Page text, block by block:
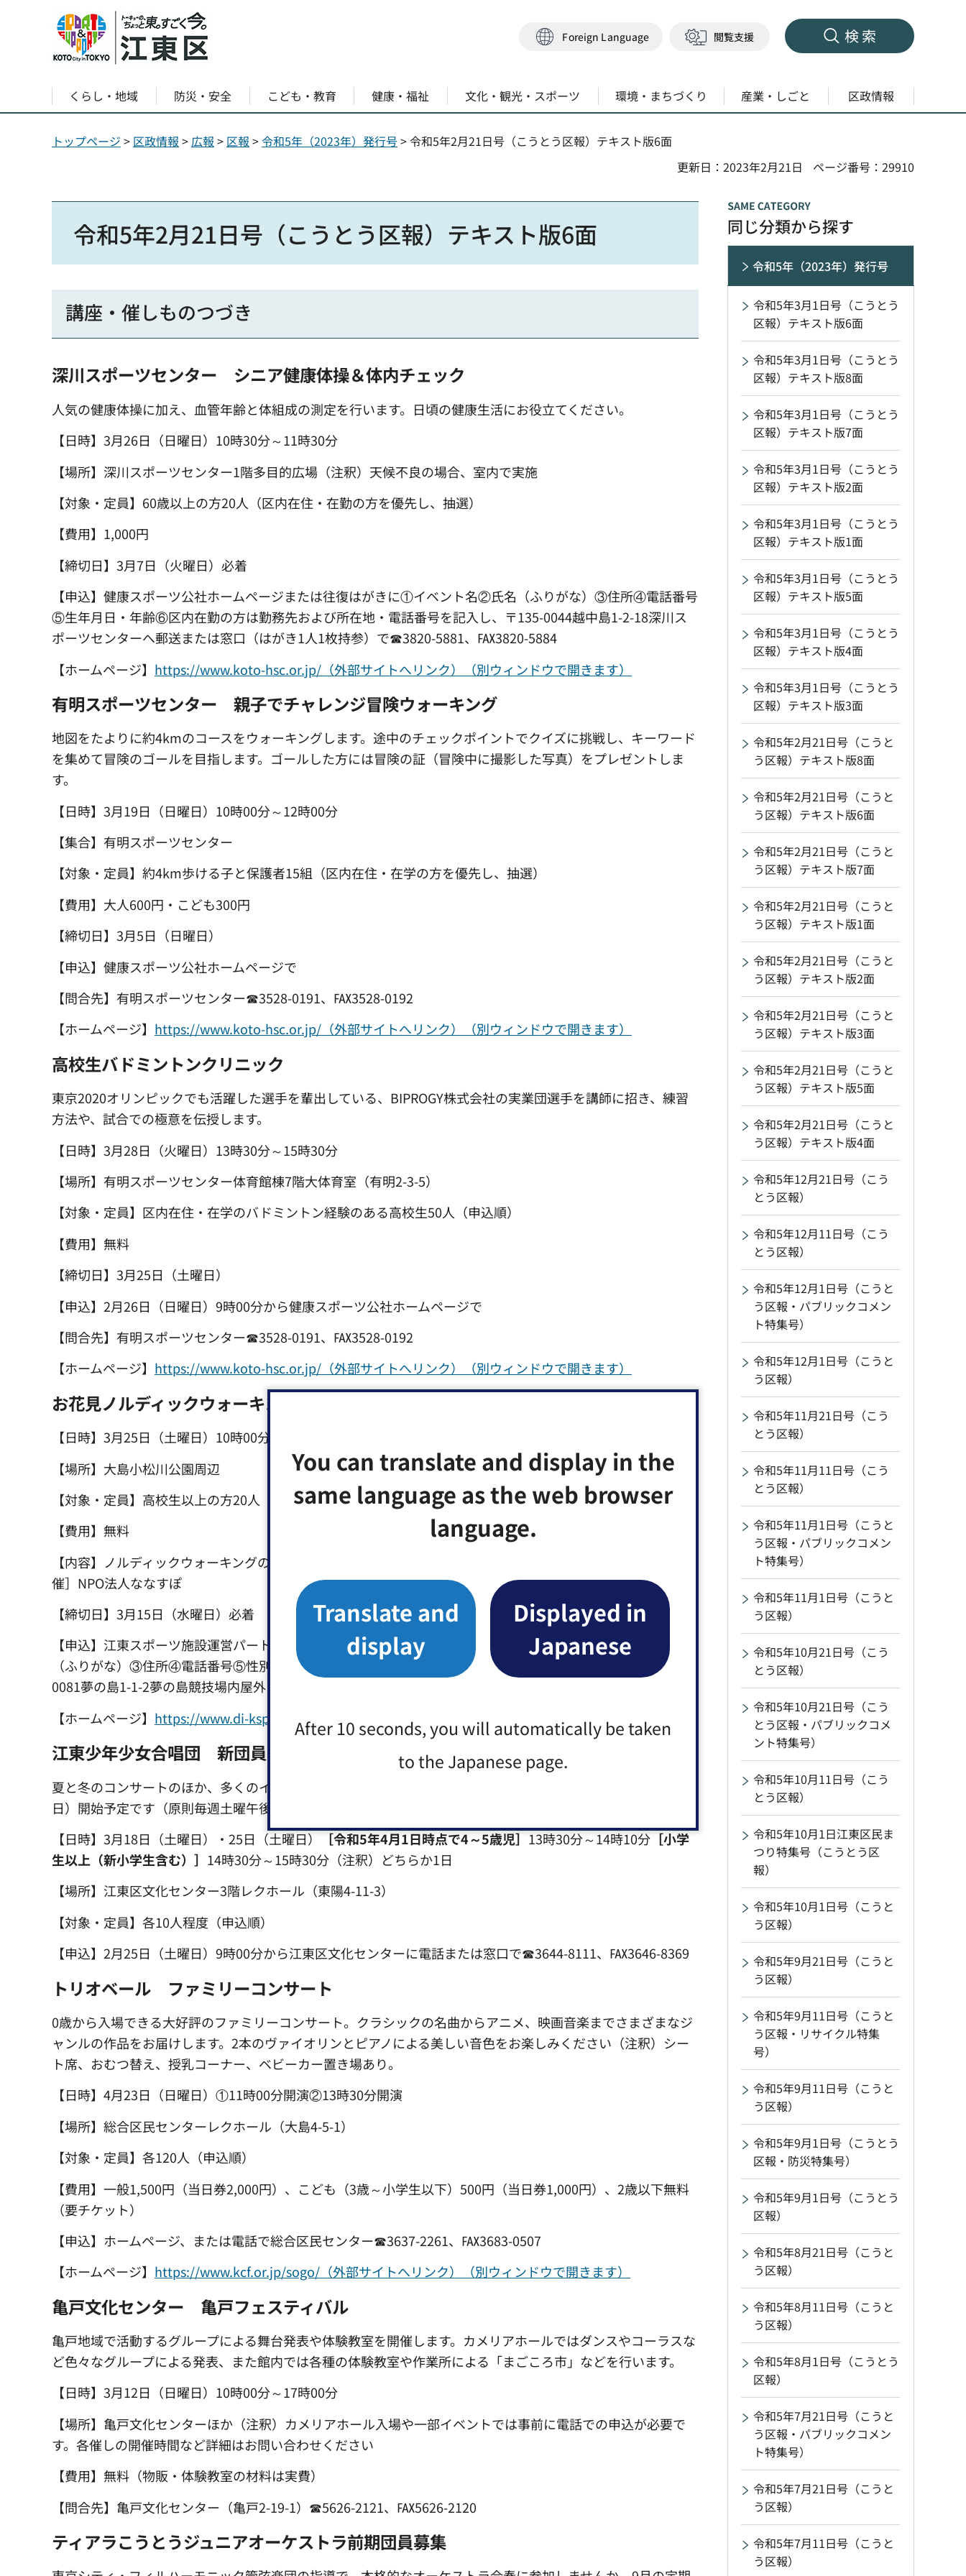
You can translate and display in the
same language as the web browser
language.
Translate and
display
Displayed in
Japanese
After 10 seconds, you will automatically be taken
to the Japanese page.
Foreign Language 閲覧支援 検索
くらし・地域 防災・安全 こども・教育 健康・福祉 文化・観光・スポーツ 環境・まちづくり 産業・しごと 区政情報
トップページ > 区政情報 > 広報 > 区報 >令和5年（2023年）発行号> 令和5年2月21日号（こうとう区報）テキスト版6面
更新日：2023年2月21日
ページ番号：29910
令和5年2月21日号（こうとう区報）テキスト版6面
講座・催しものつづき
深川スポーツセンター シニア健康体操＆体内チェック
人気の健康体操に加え、血管年齢と体組成の測定を行います。日頃の健康生活にお役立てください。
【日時】3月26日（日曜日）10時30分～11時30分
【場所】深川スポーツセンター1階多目的広場（注釈）天候不良の場合、室内で実施
【対象・定員】60歳以上の方20人（区内在住・在勤の方を優先し、抽選）
【費用】1,000円
【締切日】3月7日（火曜日）必着
【申込】健康スポーツ公社ホームページまたは往復はがきに①イベント名②氏名（ふりがな）③住所④電話番号
⑤生年月日・年齢⑥区内在勤の方は勤務先および所在地・電話番号を記入し、〒135-0044越中島1-2-18深川ス
ポーツセンターへ郵送または窓口（はがき1人1枚持参）で☎3820-5881、℻3820-5884
【ホームページ】 https://www.koto-hsc.or.jp/（外部サイトへリンク）（別ウィンドウで開きます）
有明スポーツセンター 親子でチャレンジ冒険ウォーキング
地図をたよりに約4kmのコースをウォーキングします。途中のチェックポイントでクイズに挑戦し、キーワード
を集めて冒険のゴールを目指します。ゴールした方には冒険の証（冒険中に撮影した写真）をプレゼントしま
す。
【日時】3月19日（日曜日）10時00分～12時00分
【集合】有明スポーツセンター
【対象・定員】約4km歩ける子と保護者15組（区内在住・在学の方を優先し、抽選）
【費用】大人600円・こども300円
【締切日】3月5日（日曜日）
【申込】健康スポーツ公社ホームページで
【問合先】有明スポーツセンター☎3528-0191、℻3528-0192
【ホームページ】 https://www.koto-hsc.or.jp/（外部サイトへリンク）（別ウィンドウで開きます）
高校生バドミントンクリニック
東京2020オリンピックでも活躍した選手を輩出している、BIPROGY株式会社の実業団選手を講師に招き、練習
方法や、試合での極意を伝授します。
【日時】3月28日（火曜日）13時30分～15時30分
【場所】有明スポーツセンター体育館棟7階大体育室（有明2-3-5）
【対象・定員】区内在住・在学のバドミントン経験のある高校生50人（申込順）
【費用】無料
【締切日】3月25日（土曜日）
【申込】2月26日（日曜日）9時00分から健康スポーツ公社ホームページで
【問合先】有明スポーツセンター☎3528-0191、℻3528-0192
【ホームページ】 https://www.koto-hsc.or.jp/（外部サイトへリンク）（別ウィンドウで開きます）
お花見ノルディックウォーキング
【日時】3月25日（土曜日）10時00分～13時00分（注釈）雨天中止
【場所】大島小松川公園周辺
【対象・定員】高校生以上の方20人（抽選）
【費用】無料
【内容】ノルディックウォーキングの練習と実歩（注釈）両手が空くリュックサック等を持参してください［共
催］NPO法人ななすぽ
【締切日】3月15日（水曜日）必着
【申込】江東スポーツ施設運営パートナーズホームページまたは往復はがき（1人1枚）に①イベント名②氏名
（ふりがな）③住所④電話番号⑤性別⑥年齢⑦経験の有無⑧無料レンタルストックの要不要を記入し、〒136-
0081夢の島1-1-2夢の島競技場内屋外スポーツ施設事務所へ☎3522-0846、℻3522-0855
【ホームページ】 https://www.di-ksp.jp/（外部サイトへリンク）（別ウィンドウで開きます）
江東少年少女合唱団 新団員募集＆無料体験レッスン
夏と冬のコンサートのほか、多くのイベントに出演します。一緒に楽しく歌いましょう。新学期は4月8日（土曜
日）開始予定です（原則毎週土曜午後、5クラス制）。
【日時】3月18日（土曜日）・25日（土曜日）［令和5年4月1日時点で4～5歳児］13時30分～14時10分［小学
生以上（新小学生含む）］ 14時30分～15時30分（注釈）どちらか1日
【場所】江東区文化センター3階レクホール（東陽4-11-3）
【対象・定員】各10人程度（申込順）
【申込】2月25日（土曜日）9時00分から江東区文化センターに電話または窓口で☎3644-8111、℻3646-8369
トリオベール ファミリーコンサート
0歳から入場できる大好評のファミリーコンサート。クラシックの名曲からアニメ、映画音楽までさまざまなジ
ャンルの作品をお届けします。2本のヴァイオリンとピアノによる美しい音色をお楽しみください（注釈）シー
ト席、おむつ替え、授乳コーナー、ベビーカー置き場あり。
【日時】4月23日（日曜日）①11時00分開演②13時30分開演
【場所】総合区民センターレクホール（大島4-5-1）
【対象・定員】各120人（申込順）
【費用】一般1,500円（当日券2,000円）、こども（3歳～小学生以下）500円（当日券1,000円）、2歳以下無料
（要チケット）
【申込】ホームページ、または電話で総合区民センター☎3637-2261、℻3683-0507
【ホームページ】 https://www.kcf.or.jp/sogo/（外部サイトへリンク）（別ウィンドウで開きます）
亀戸文化センター 亀戸フェスティバル
亀戸地域で活動するグループによる舞台発表や体験教室を開催します。カメリアホールではダンスやコーラスな
ど色々なグループによる発表、また館内では各種の体験教室や作業所による「まごころ市」などを行います。
【日時】3月12日（日曜日）10時00分～17時00分
【場所】亀戸文化センターほか（注釈）カメリアホール入場や一部イベントでは事前に電話での申込が必要で
す。各催しの開催時間など詳細はお問い合わせください
【費用】無料（物販・体験教室の材料は実費）
【問合先】亀戸文化センター（亀戸2-19-1）☎5626-2121、℻5626-2120
ティアラこうとうジュニアオーケストラ前期団員募集
同じ分類から探す
令和5年（2023年）発行号
令和5年3月1日号（こうとう
区報）テキスト版6面
令和5年3月1日号（こうとう
区報）テキスト版8面
令和5年3月1日号（こうとう
区報）テキスト版7面
令和5年3月1日号（こうとう
区報）テキスト版2面
令和5年3月1日号（こうとう
区報）テキスト版1面
令和5年3月1日号（こうとう
区報）テキスト版5面
令和5年3月1日号（こうとう
区報）テキスト版4面
令和5年3月1日号（こうとう
区報）テキスト版3面
令和5年2月21日号（こうと
う区報）テキスト版8面
令和5年2月21日号（こうと
う区報）テキスト版6面
令和5年2月21日号（こうと
う区報）テキスト版7面
令和5年2月21日号（こうと
う区報）テキスト版1面
令和5年2月21日号（こうと
う区報）テキスト版2面
令和5年2月21日号（こうと
う区報）テキスト版3面
令和5年2月21日号（こうと
う区報）テキスト版5面
令和5年2月21日号（こうと
う区報）テキスト版4面
令和5年12月21日号（こう
とう区報）
令和5年12月11日号（こう
とう区報）
令和5年12月1日号（こうと
う区報・パブリックコメン
ト特集号）
令和5年12月1日号（こうと
う区報）
令和5年11月21日号（こう
とう区報）
令和5年11月11日号（こう
とう区報）
令和5年11月1日号（こうと
う区報・パブリックコメン
ト特集号）
令和5年11月1日号（こうと
う区報）
令和5年10月21日号（こう
とう区報）
令和5年10月21日号（こう
とう区報・パブリックコメ
ント特集号）
令和5年10月11日号（こう
とう区報）
令和5年10月1日江東区民ま
つり特集号（こうとう区
報）
令和5年10月1日号（こうと
う区報）
令和5年9月21日号（こうと
う区報）
令和5年9月11日号（こうと
う区報・リサイクル特集
号）
令和5年9月11日号（こうと
う区報）
令和5年9月1日号（こうとう
区報・防災特集号）
令和5年9月1日号（こうとう
区報）
令和5年8月21日号（こうと
う区報）
令和5年8月11日号（こうと
う区報）
令和5年8月1日号（こうとう
区報）
令和5年7月21日号（こうと
う区報・パブリックコメン
ト特集号）
令和5年7月21日号（こうと
う区報）
令和5年7月11日号（こうと
う区報）